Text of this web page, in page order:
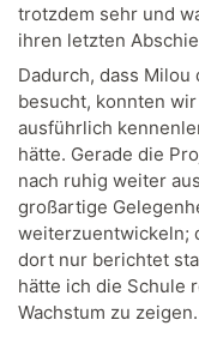
trotzdem sehr und
ihren letzten
Dadurch, dass
besucht, konnten
ausführlich
hätte. Gerade die
nach ruhig weiter
großartige
weiterzuentwickeln;
dort nur berichtet
hätte ich die Schule
Wachstum zu zeigen.